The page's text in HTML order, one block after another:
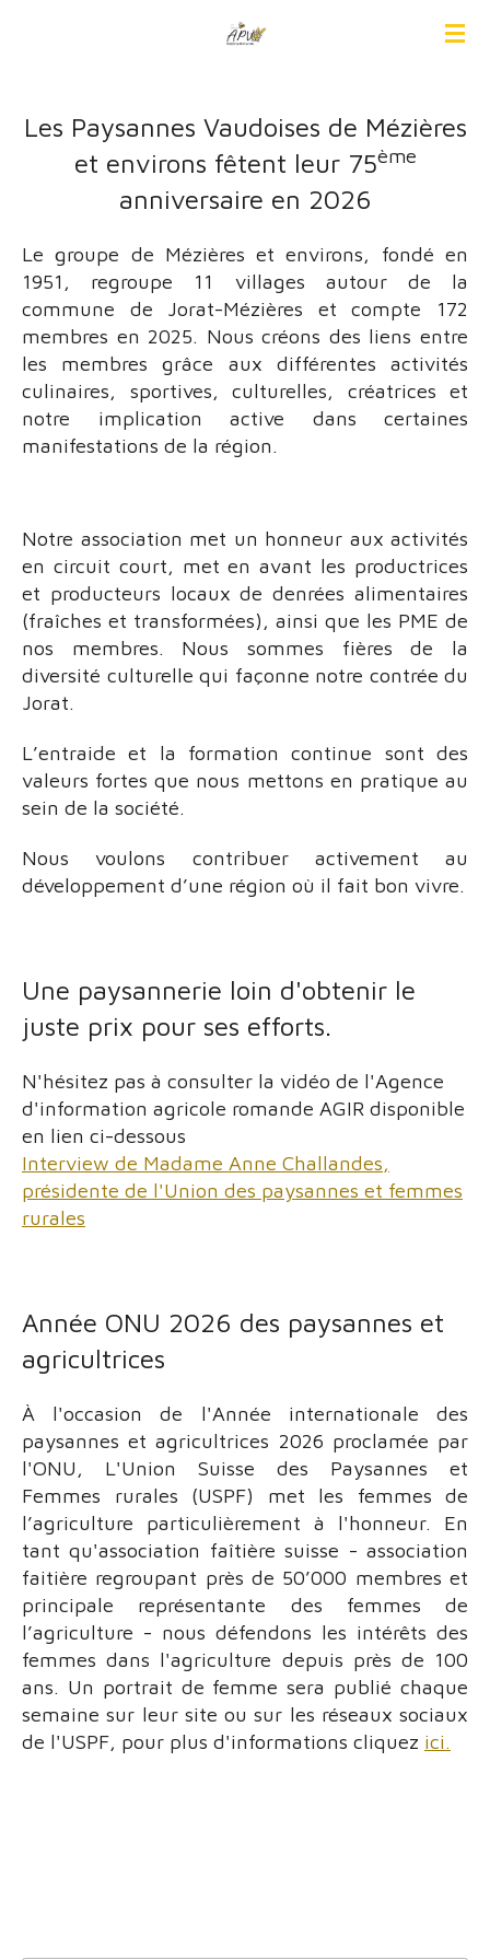
Les Paysannes Vaudoises de Mézières
et environs fêtent leur 75ème
anniversaire en 2026
Le groupe de Mézières et environs, fondé en
1951, regroupe 11 villages autour de la
commune de Jorat-Mézières et compte 172
membres en 2025. Nous créons des liens entre
les membres grâce aux différentes activités
culinaires, sportives, culturelles, créatrices et
notre implication active dans certaines
manifestations de la région.
Notre association met un honneur aux activités
en circuit court, met en avant les productrices
et producteurs locaux de denrées alimentaires
(fraîches et transformées), ainsi que les PME de
nos membres. Nous sommes fières de la
diversité culturelle qui façonne notre contrée du
Jorat.
L’entraide et la formation continue sont des
valeurs fortes que nous mettons en pratique au
sein de la société.
Nous voulons contribuer activement au
développement d’une région où il fait bon vivre.
Une paysannerie loin d'obtenir le
juste prix pour ses efforts.
N'hésitez pas à consulter la vidéo de l'Agence
d'information agricole romande AGIR disponible
en lien ci-dessous
Interview de Madame Anne Challandes,
présidente de l'Union des paysannes et femmes
rurales
Année ONU 2026 des paysannes et
agricultrices
À l'occasion de l'Année internationale des
paysannes et agricultrices 2026 proclamée par
l'ONU, L'Union Suisse des Paysannes et
Femmes rurales (USPF) met les femmes de
l’agriculture particulièrement à l'honneur. En
tant qu'association faîtière suisse - association
faitière regroupant près de 50’000 membres et
principale représentante des femmes de
l’agriculture - nous défendons les intérêts des
femmes dans l'agriculture depuis près de 100
ans. Un portrait de femme sera publié chaque
semaine sur leur site ou sur les réseaux sociaux
de l'USPF, pour plus d'informations cliquez ici.